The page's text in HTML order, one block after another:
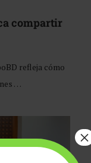
compartir
refleja cómo
…
×